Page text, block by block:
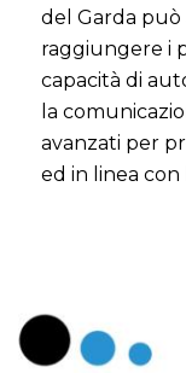
del Garda può
raggiungere i
capacità di
la
avanzati per
ed in linea